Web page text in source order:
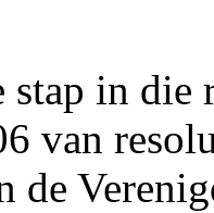
stap in die
van
de